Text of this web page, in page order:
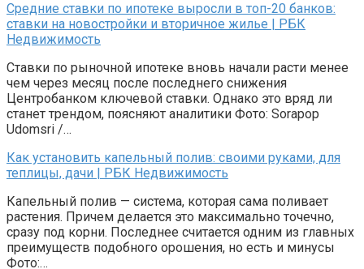
Средние ставки по ипотеке выросли в топ-20 банков:
ставки на новостройки и вторичное жилье | РБК
Недвижимость
Ставки по рыночной ипотеке вновь начали расти менее
чем через месяц после последнего снижения
Центробанком ключевой ставки. Однако это вряд ли
станет трендом, поясняют аналитики Фото: Sorapop
Udomsri /…
Как установить капельный полив: своими руками, для
теплицы, дачи | РБК Недвижимость
Капельный полив — система, которая сама поливает
растения. Причем делается это максимально точечно,
сразу под корни. Последнее считается одним из главных
преимуществ подобного орошения, но есть и минусы
Фото:…